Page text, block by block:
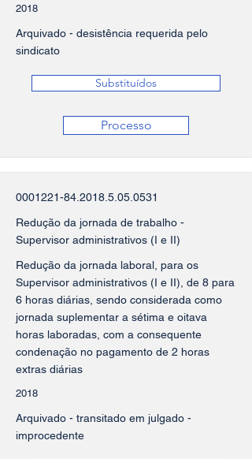
2018
Arquivado - desistência requerida pelo
sindicato
Substituídos
Processo
0001221-84.2018.5.05 .0531
Redução da jornada de trabalho -
Supervisor administrativos (I e II)
Redução da jornada laboral, para os
Supervisor administrativos (I e II), de 8 para
6 horas diárias, sendo considerada como
jornada suplementar a sétima e oitava
horas laboradas, com a consequente
condenação no pagamento de 2 horas
extras diárias
2018
Arquivado - transitado em julgado -
improcedente